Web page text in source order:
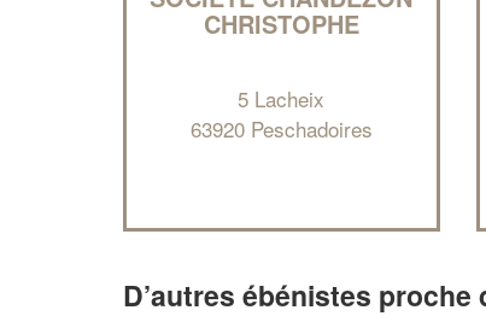
CHRISTOPHE
5 Lacheix
63920 Peschadoires
D’autres ébénistes proche